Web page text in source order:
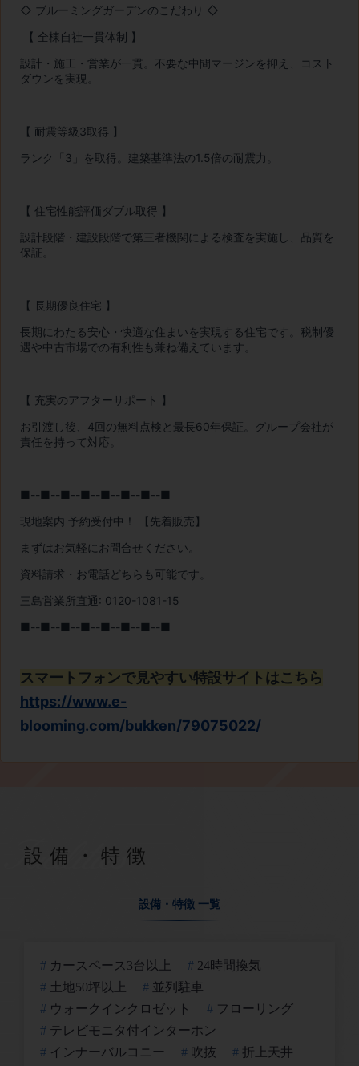
設備・特徴
設備・特徴 一覧
カースペース3台以上
24時間換気
土地50坪以上
並列駐車
ウォークインクロゼット
フローリング
テレビモニタ付インターホン
インナーバルコニー
吹抜
折上天井